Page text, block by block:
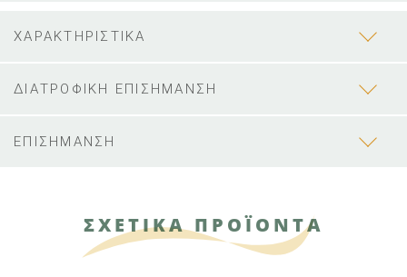
ΧΑΡΑΚΤΗΡΙΣΤΙΚΑ
ΔΙΑΤΡΟΦΙΚΗ ΕΠΙΣΗΜΑΝΣΗ
ΕΠΙΣΗΜΑΝΣΗ
ΣΧΕΤΙΚΑ ΠΡΟΪΟΝΤΑ